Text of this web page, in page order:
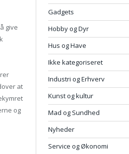
give
at
og
Gadgets
Hobby og Dyr
Hus og Have
Ikke kategoriseret
Industri og Erhverv
Kunst og kultur
Mad og Sundhed
Nyheder
Service og Økonomi